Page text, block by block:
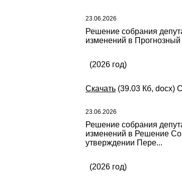
23.06.2026
Решение собрания
изменений в Прогнозный
(2026 год)
Скачать (39.03 Кб, docx)
23.06.2026
Решение собрания
изменений в Решение
утверждении Пере...
(2026 год)